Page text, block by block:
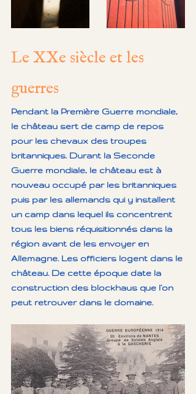
Le XXe siècle et les
guerres
Pendant la Première Guerre mondiale,
le château sert de camp de repos
pour les chevaux des troupes
britanniques. Durant la Seconde
Guerre mondiale, le château est à
nouveau occupé par les britanniques
puis par les allemands qui y installent
un camp dans lequel ils concentrent
tous les biens réquisitionnés dans la
région avant de les envoyer en
Allemagne. Les officiers logent dans le
château. De cette époque date la
construction des blockhaus que l’on
peut retrouver dans le domaine.